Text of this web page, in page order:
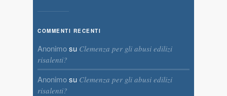
COMMENTI RECENTI
Anonimosu Clemenza per gli abusi edilizi
risalenti?
Anonimosu Clemenza per gli abusi edilizi
risalenti?